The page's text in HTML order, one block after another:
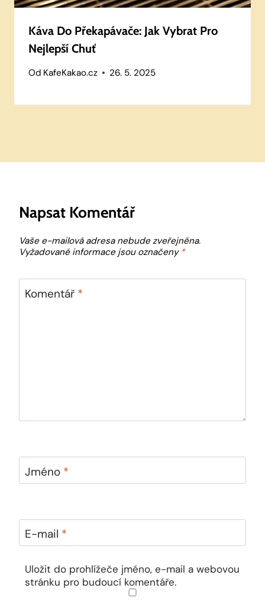
Káva Do Překapávače: Jak Vybrat Pro
Nejlepší Chuť
Od KafeKakao.cz 26. 5. 2025
Napsat Komentář
Vaše e-mailová adresa nebude zveřejněna.
Vyžadované informace jsou označeny *
Komentář *
Jméno *
E-mail *
Uložit do prohlížeče jméno, e-mail a webovou
stránku pro budoucí komentáře.